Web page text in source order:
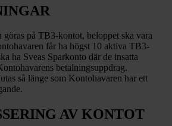
göras på TB3-kontot, beloppet ska vara
får ha högst 10 aktiva TB3-
ha Sveas Sparkonto där de insatta
betalningsuppdrag.
så länge som Kontohavaren har ett
AV KONTOT